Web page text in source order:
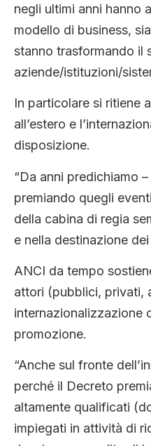
negli ultimi anni hanno
modello di business,
stanno trasformando il
aziende/istituzioni/
In particolare si ritiene
all’estero e
disposizione.
“Da anni predichiamo
premiando quegli
della cabina di regia
e nella destinazione
ANCI da tempo
attori (pubblici, privati,
internazionalizzazione
promozione.
“Anche sul fronte
perché il Decreto
altamente qualificati
impiegati in attività di